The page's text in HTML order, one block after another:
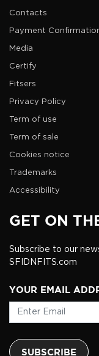
Contacts
Payment
Media
Certify
Fitsers
Privacy Policy
Term of use
Term of sale
Cookies notice
Trademarks
Accessibility
GET ON
Subscribe to our
SFIDNFITS.com
YOUR EMAIL
SUBSCRIBE